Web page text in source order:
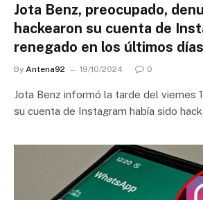
Jota Benz, preocupado,
hackearon su cuenta de
renegado en los últimos
By Antena92 19/10/2024 0
Jota Benz informó la tarde del viernes
su cuenta de Instagram había sido